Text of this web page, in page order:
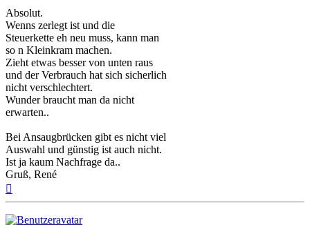
Absolut.
Wenns zerlegt ist und die
Steuerkette eh neu muss, kann man
so n Kleinkram machen.
Zieht etwas besser von unten raus
und der Verbrauch hat sich sicherlich
nicht verschlechtert.
Wunder braucht man da nicht
erwarten..
Bei Ansaugbrücken gibt es nicht viel
Auswahl und günstig ist auch nicht.
Ist ja kaum Nachfrage da..
Gruß, René